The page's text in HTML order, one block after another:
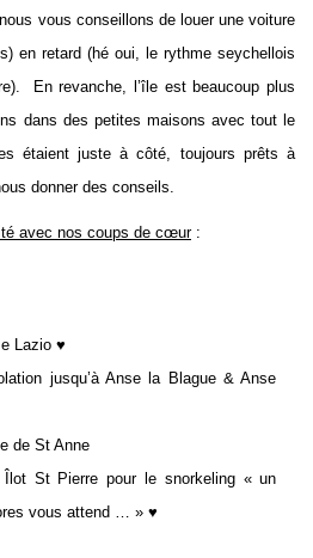
vous conseillons de louer une voiture
en retard (hé oui, le rythme seychellois
En revanche, l’île est beaucoup plus
dans des petites maisons avec tout le
étaient juste à côté, toujours prêts à
donner des conseils.
avec nos coups de cœur:
Lazio ♥
jusqu’à Anse la Blague & Anse
de St Anne
St Pierre pour le snorkeling « un
vous attend … » ♥